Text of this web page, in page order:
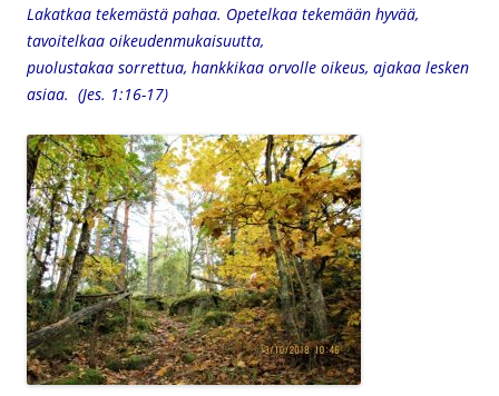
Lakatkaa tekemästä pahaa. Opetelkaa tekemään hyvää,
tavoitelkaa oikeudenmukaisuutta,
puolustakaa sorrettua, hankkikaa orvolle oikeus, ajakaa lesken
asiaa. (Jes. 1:16-17)